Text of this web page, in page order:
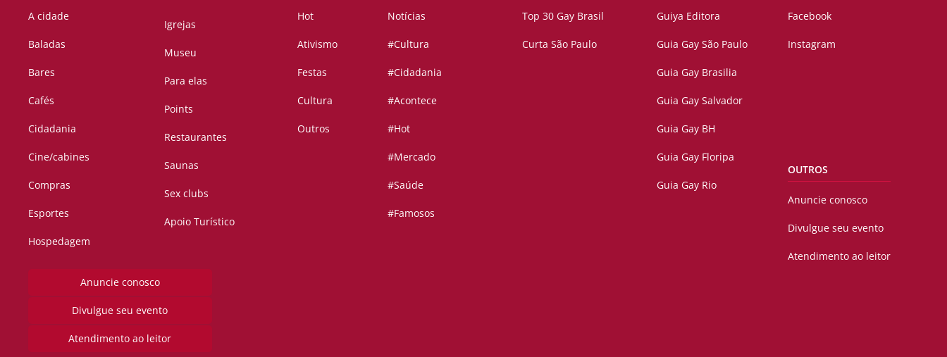
A cidade
Baladas
Bares
Cafés
Cidadania
Cine/cabines
Compras
Esportes
Hospedagem
Igrejas
Museu
Para elas
Points
Restaurantes
Saunas
Sex clubs
Apoio Turístico
Anuncie conosco
Divulgue seu evento
Atendimento ao leitor
Hot
Ativismo
Festas
Cultura
Outros
Notícias
#Cultura
#Cidadania
#Acontece
#Hot
#Mercado
#Saúde
#Famosos
Top 30 Gay Brasil
Curta São Paulo
Guiya Editora
Guia Gay São Paulo
Guia Gay Brasilia
Guia Gay Salvador
Guia Gay BH
Guia Gay Floripa
Guia Gay Rio
Facebook
Instagram
OUTROS
Anuncie conosco
Divulgue seu evento
Atendimento ao leitor